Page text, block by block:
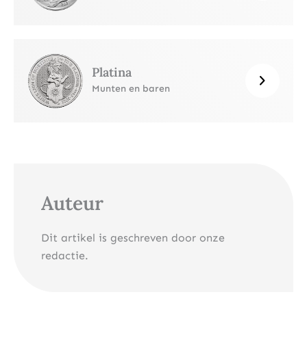
Platina
Munten en baren
Auteur
Dit artikel is geschreven door onze
redactie.